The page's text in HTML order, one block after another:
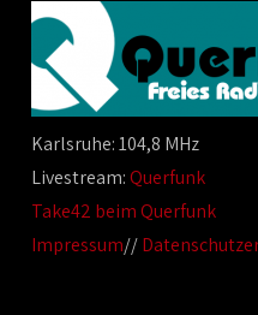
Karlsruhe: 104,8 MHz
Livestream:Querfunk
Take42 beim Querfunk
Impressum//